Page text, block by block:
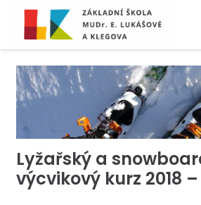
Lyžařský a
výcvikový kurz 2018